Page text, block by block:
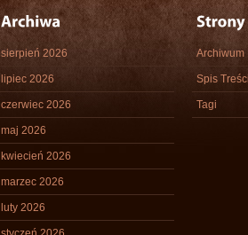
sierpień 2026
lipiec 2026
czerwiec 2026
maj 2026
kwiecień 2026
marzec 2026
luty 2026
Archiwum
Spis Treści
Tagi